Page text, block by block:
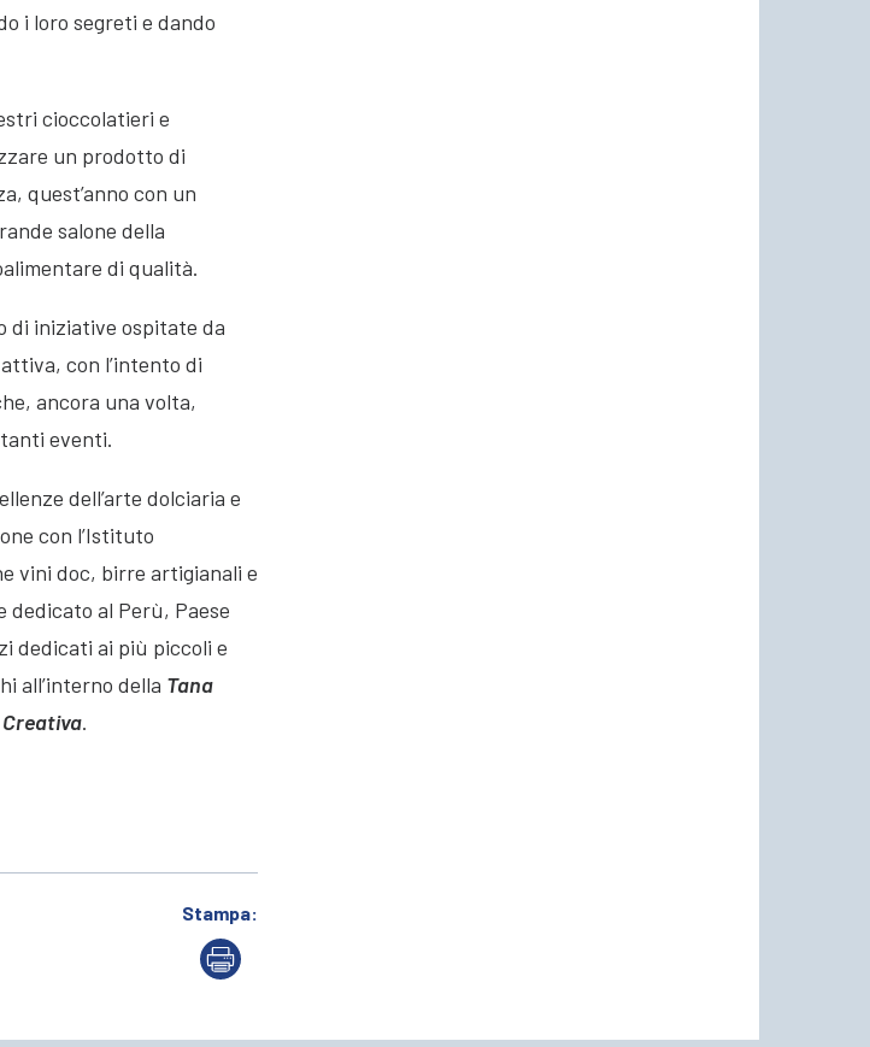
i loro segreti e dando
cioccolatieri e
un prodotto di
quest’anno con un
salone della
di qualità.
di iniziative ospitate da
con l’intento di
ancora una volta,
eventi.
dell’arte dolciaria e
con l’Istituto
vini doc, birre artigianali e
dedicato al Perù, Paese
dedicati ai più piccoli e
all’interno della Tana
.
Stampa: